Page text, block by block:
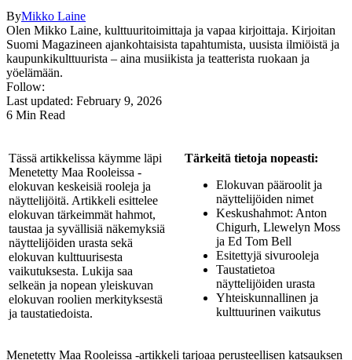
ByMikko Laine
Olen Mikko Laine, kulttuuritoimittaja ja vapaa kirjoittaja. Kirjoitan
Suomi Magazineen ajankohtaisista tapahtumista, uusista ilmiöistä ja
kaupunkikulttuurista – aina musiikista ja teatterista ruokaan ja
yöelämään.
Follow:
Last updated: February 9, 2026
6 Min Read
Tässä artikkelissa käymme läpi
Menetetty Maa Rooleissa -
elokuvan keskeisiä rooleja ja
näyttelijöitä. Artikkeli esittelee
elokuvan tärkeimmät hahmot,
taustaa ja syvällisiä näkemyksiä
näyttelijöiden urasta sekä
elokuvan kulttuurisesta
vaikutuksesta. Lukija saa
selkeän ja nopean yleiskuvan
elokuvan roolien merkityksestä
ja taustatiedoista.
Tärkeitä tietoja nopeasti:
Elokuvan pääroolit ja
näyttelijöiden nimet
Keskushahmot: Anton
Chigurh, Llewelyn Moss
ja Ed Tom Bell
Esitettyjä sivurooleja
Taustatietoa
näyttelijöiden urasta
Yhteiskunnallinen ja
kulttuurinen vaikutus
Menetetty Maa Rooleissa -artikkeli tarjoaa perusteellisen katsauksen